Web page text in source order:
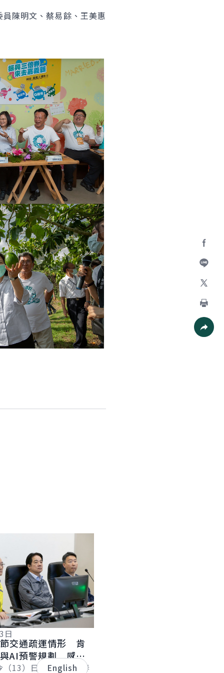
加入好
列印
陳明文、蔡易餘、王美惠
日
交通疏運情形 肯
AI預警規劃 感謝
守護國人假期順暢
（13）日下午視察「春
English